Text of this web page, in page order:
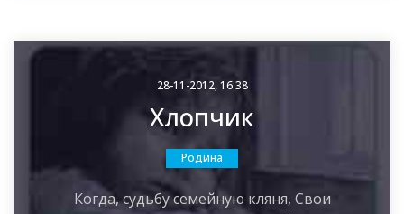
28-11-2012, 16:38
Хлопчик
Родина
Когда, судьбу семейную кляня, Свои